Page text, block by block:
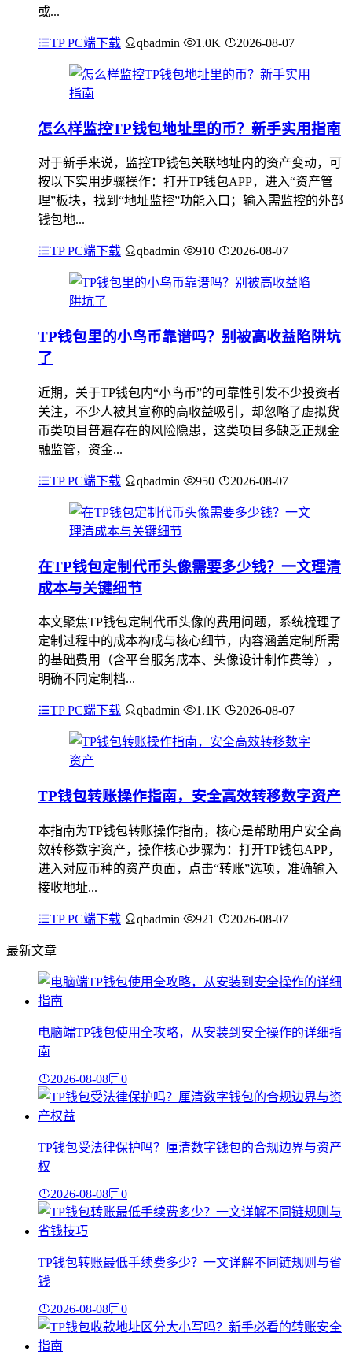
或...
TP PC端下载 qbadmin 1.0K 2026-08-07
怎么样监控TP钱包地址里的币？新手实用指南
对于新手来说，监控TP钱包关联地址内的资产变动，可
按以下实用步骤操作：打开TP钱包APP，进入“资产管
理”板块，找到“地址监控”功能入口；输入需监控的外部
钱包地...
TP PC端下载 qbadmin 910 2026-08-07
TP钱包里的小鸟币靠谱吗？别被高收益陷阱坑
了
近期，关于TP钱包内“小鸟币”的可靠性引发不少投资者
关注，不少人被其宣称的高收益吸引，却忽略了虚拟货
币类项目普遍存在的风险隐患，这类项目多缺乏正规金
融监管，资金...
TP PC端下载 qbadmin 950 2026-08-07
在TP钱包定制代币头像需要多少钱？一文理清
成本与关键细节
本文聚焦TP钱包定制代币头像的费用问题，系统梳理了
定制过程中的成本构成与核心细节，内容涵盖定制所需
的基础费用（含平台服务成本、头像设计制作费等），
明确不同定制档...
TP PC端下载 qbadmin 1.1K 2026-08-07
TP钱包转账操作指南，安全高效转移数字资产
本指南为TP钱包转账操作指南，核心是帮助用户安全高
效转移数字资产，操作核心步骤为：打开TP钱包APP，
进入对应币种的资产页面，点击“转账”选项，准确输入
接收地址...
TP PC端下载 qbadmin 921 2026-08-07
最新文章
电脑端TP钱包使用全攻略，从安装到安全操作的详细指
南
2026-08-08 0
TP钱包受法律保护吗？厘清数字钱包的合规边界与资产
权
2026-08-08 0
TP钱包转账最低手续费多少？一文详解不同链规则与省
钱
2026-08-08 0